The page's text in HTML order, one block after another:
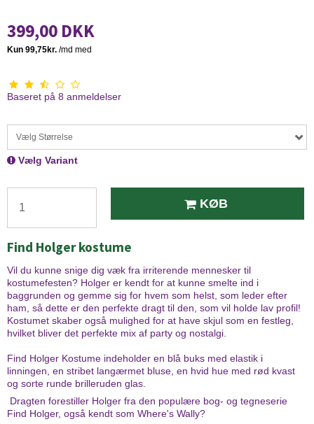
399,00 DKK
Baseret på 8 anmeldelser
Vælg Størrelse
Vælg Variant
KØB
Find Holger kostume
Vil du kunne snige dig væk fra irriterende mennesker til
kostumefesten? Holger er kendt for at kunne smelte ind i
baggrunden og gemme sig for hvem som helst, som leder efter
ham, så dette er den perfekte dragt til den, som vil holde lav profil!
Kostumet skaber også mulighed for at have skjul som en festleg,
hvilket bliver det perfekte mix af party og nostalgi.
Find Holger Kostume indeholder en blå buks med elastik i
linningen, en stribet langærmet bluse, en hvid hue med rød kvast
og sorte runde brilleruden glas.
Dragten forestiller Holger fra den populære bog- og tegneserie
Find Holger, også kendt som Where's Wally?